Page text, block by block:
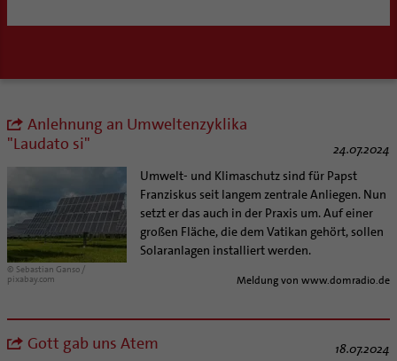
Notfall
Segensorte
SERVICE
Abenteuer Glaube
Prävention
Fortbildungen
Liturgie und Kirchenmusik
Lokale Kirchenentwicklung
#diegruenegemeinde
Internationale Freiwilligendienste
Medienstelle
Materialien
Altersvorsorge und Ruhestand
Arbeitshilfen
Beruf und Familie
KODA
Direktorium
Mitarbeitervertretung
Kirchliches Arbeitsrecht
Anlehnung an Umweltenzyklika
"Laudato si"
24.07.2024
© Sebastian Ganso /
pixabay.com
Umwelt- und Klimaschutz sind für Papst
Franziskus seit langem zentrale Anliegen. Nun
setzt er das auch in der Praxis um. Auf einer
großen Fläche, die dem Vatikan gehört, sollen
Solaranlagen installiert werden.
Meldung von www.domradio.de
Gott gab uns Atem 18.07.2024